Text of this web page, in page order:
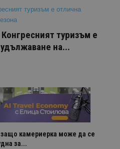
туризъм е
на...
защо камериерка може да се
за...